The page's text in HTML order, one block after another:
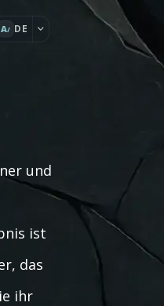
A DE
und
ist
das
ihr